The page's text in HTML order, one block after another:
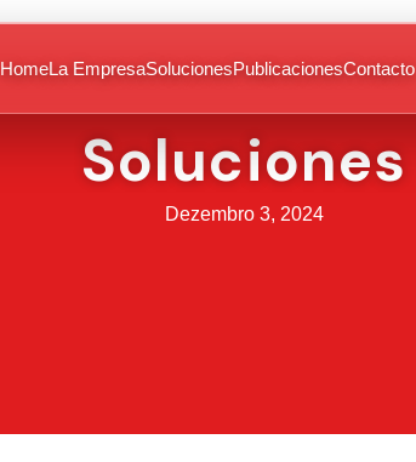
HomeLa EmpresaSolucionesPublicacionesContacto
Soluciones
Dezembro 3, 2024